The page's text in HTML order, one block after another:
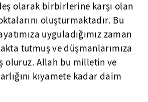
olarak birbirlerine karşı olan
oluşturmaktadır. Bu
uyguladığımız zaman
tutmuş ve düşmanlarımıza
oluruz. Allah bu milletin ve
kıyamete kadar daim